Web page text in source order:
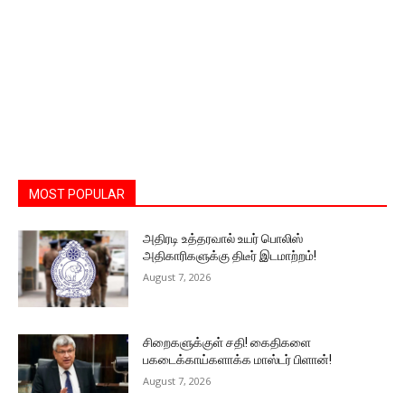
MOST POPULAR
அதிரடி உத்தரவால் உயர் பொலிஸ்
அதிகாரிகளுக்கு திடீர் இடமாற்றம்!
August 7, 2026
சிறைகளுக்குள் சதி! கைதிகளை
பகடைக்காய்களாக்க மாஸ்டர் பிளான்!
August 7, 2026